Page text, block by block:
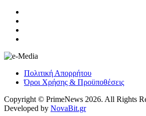
Πολιτική Απορρήτου
Όροι Χρήσης & Προϋποθέσεις
Copyright © PrimeNews 2026. All Rights
Developed by NovaBit.gr